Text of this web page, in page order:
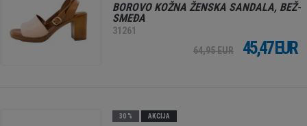
BOROVO KOŽNA ŽENSKA SANDALA, BEŽ-
SMEĐA
31261
64,95 EUR
45,47 EUR
30 % AKCIJA